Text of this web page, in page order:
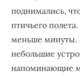
поднимались,
птичьего
меньше минуты.
небольшие
напоминающие